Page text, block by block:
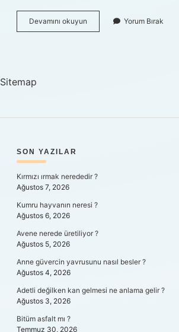
Devamını okuyun
Yüzde
Yorum Bırak
Sitemap
SIDEBAR
SON YAZILAR
Kırmızı ırmak nerededir ?
Ağustos 7, 2026
Kumru hayvanın neresi ?
Ağustos 6, 2026
Avene nerede üretiliyor ?
Ağustos 5, 2026
Anne güvercin yavrusunu nasıl besler ?
Ağustos 4, 2026
Adetli değilken kan gelmesi ne anlama gelir ?
Ağustos 3, 2026
Bitüm asfalt mı ?
Temmuz 30, 2026